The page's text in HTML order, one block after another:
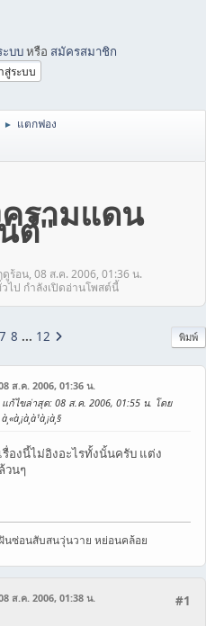
ะบบหรือ สมัครสมาชิก
► แตกฟอง
รามแดน
ต์"
ร้อน, 08 ส.ค. 2006, 01:36 น.
ไป กำลังเปิดอ่านโพสต์นี้
พิมพ์
7 8 ... 12
ส.ค. 2006, 01:36 น.
แก้ไขล่าสุด: 08 ส.ค. 2006, 01:55 น. โดย
à¸«à¸¡à¸­à¹à¸¡à¸§
เรื่องนี้ไม่อิงอะไรทั้งนั้นครับ แต่ง
ล้วนๆ
ฝันซ่อนสับสนวุ่นวาย หย่อนคล้อย
#1
ส.ค. 2006, 01:38 น.